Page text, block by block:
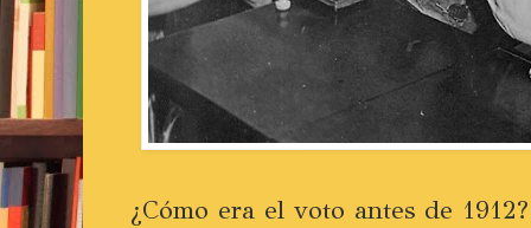
¿Cómo era el voto antes de